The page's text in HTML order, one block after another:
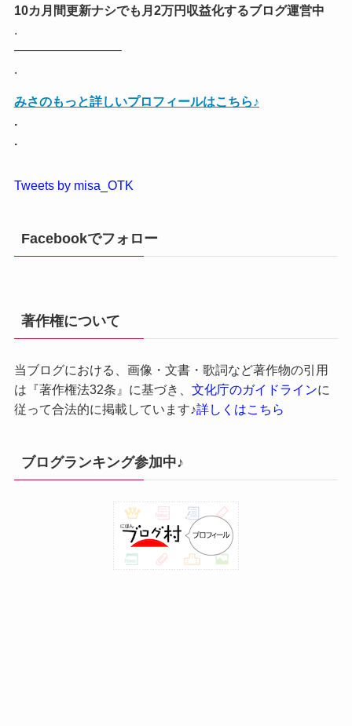
10カ月間更新ナシでも月2万円収益化するブログ運営中
.
————————–
.
みさのもっと詳しいプロフィールはこちら♪
.
.
Tweets by misa_OTK
Facebookでフォロー
著作権について
当ブログにおける、画像・文書・歌詞など著作物の引用
は『著作権法32条』に基づき、 文化庁のガイドラインに
従って合法的に掲載しています♪詳しくはこちら
ブログランキング参加中♪